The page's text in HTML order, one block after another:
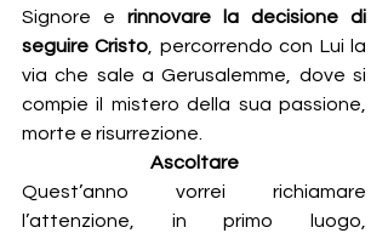
Signore e rinnovare la decisione di
seguire Cristo, percorrendo con Lui la
via che sale a Gerusalemme, dove si
compie il mistero della sua passione,
morte e risurrezione.
Ascoltare
Quest’anno vorrei richiamare
l’attenzione, in primo luogo,